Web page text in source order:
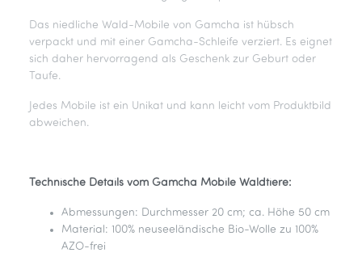
Das niedliche Wald-Mobile von Gamcha ist hübsch
verpackt und mit einer Gamcha-Schleife verziert. Es eignet
sich daher hervorragend als Geschenk zur Geburt oder
Taufe.
Jedes Mobile ist ein Unikat und kann leicht vom Produktbild
abweichen.
Technische Details vom Gamcha Mobile Waldtiere:
Abmessungen: Durchmesser 20 cm; ca. Höhe 50 cm
Material: 100% neuseeländische Bio-Wolle zu 100%
AZO-frei